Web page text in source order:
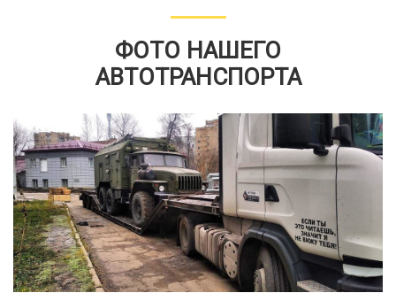
ФОТО НАШЕГО
АВТОТРАНСПОРТА